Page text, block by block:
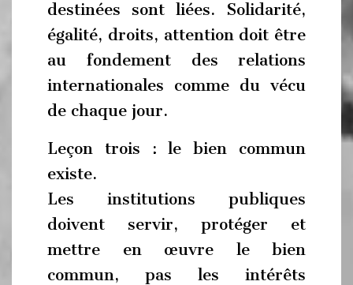
destinées sont liées. Solidarité,
égalité, droits, attention doit être
au fondement des relations
internationales comme du vécu
de chaque jour.
Leçon trois : le bien commun
existe.
Les institutions publiques
doivent servir, protéger et
mettre en œuvre le bien
commun, pas les intérêts